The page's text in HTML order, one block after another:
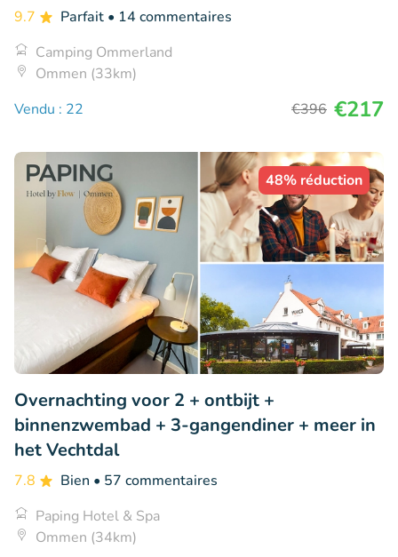
9.7 Parfait • 14 commentaires
Camping Ommerland
Ommen (33km)
Vendu : 22
€396 €217
48% réduction
Overnachting voor 2 + ontbijt +
binnenzwembad + 3-gangendiner + meer in
het Vechtdal
7.8 Bien • 57 commentaires
Paping Hotel & Spa
Ommen (34km)